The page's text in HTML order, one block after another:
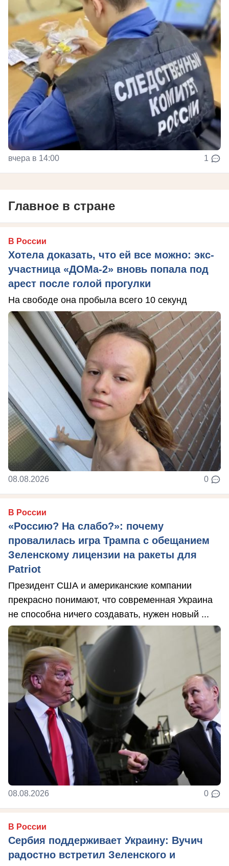
вчера в 14:00 1
Главное в стране
В России
Хотела доказать, что ей все можно: экс-
участница «ДОМа-2» вновь попала под
арест после голой прогулки
На свободе она пробыла всего 10 секунд
08.08.2026 0
В России
«Россию? На слабо?»: почему
провалилась игра Трампа с обещанием
Зеленскому лицензии на ракеты для
Patriot
Президент США и американские компании
прекрасно понимают, что современная Украина
не способна ничего создавать, нужен новый ...
08.08.2026 0
В России
Сербия поддерживает Украину: Вучич
радостно встретил Зеленского и